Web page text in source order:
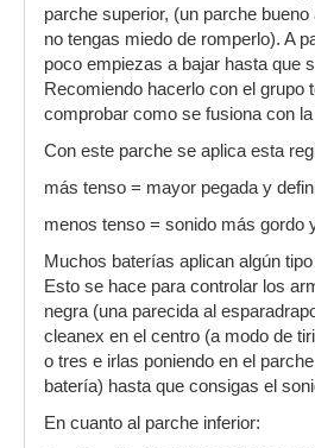
parche superior, (un parche
no tengas miedo de romperlo). A
poco empiezas a bajar hasta que
Recomiendo hacerlo con el grupo
comprobar como se fusiona con
Con este parche se aplica esta
más tenso = mayor pegada y
menos tenso = sonido más gordo
Muchos baterías aplican algún
Esto se hace para controlar los
negra (una parecida al
cleanex en el centro (a modo de
o tres e irlas poniendo en el
batería) hasta que consigas el
En cuanto al parche inferior: